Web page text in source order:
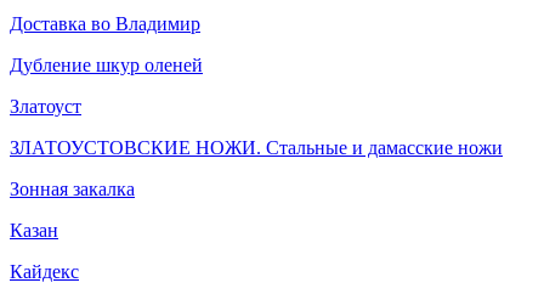
Доставка во Владимир
Дубление шкур оленей
Златоуст
ЗЛАТОУСТОВСКИЕ НОЖИ. Стальные и дамасские ножи
Зонная закалка
Казан
Кайдекс